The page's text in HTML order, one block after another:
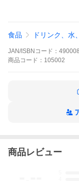
ご注文本数が2本以下
※木箱・甕入りなど規
を55％まで磨き、香
てすぐに瓶詰めした
ゴーやパイナップル
口に含んだ瞬間、微
感ときめ細やかな印
香り系のお酒はどう
食品 ドリンク、水
JAN/ISBNコード：
商品 コード： 105002
商品レビュー